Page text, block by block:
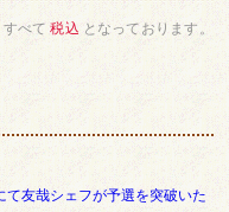
べて 税込 となっております。
て友哉シェフが予選を突破いた